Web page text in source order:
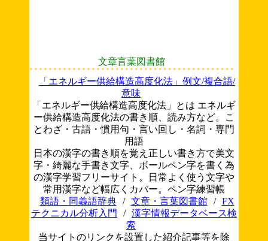
文章言葉図書館
「エネルギー供給構造高度化法」例文/複合語/
意味
「エネルギー供給構造高度化法」とは エネルギ
ー供給構造高度化法の書き順、読み方など。こ
とわざ・古語・慣用句・言い回し・名詞・専門
用語
日本の漢字の書き順を覚え正しい書き方で美文
字・綺麗な手書き文字、ボールペン字を書く為
の漢字学習フリーサイト。日常よく使う文字や
常用漢字など幅広くカバー。ペン字練習帳
類語・同義語辞典
/ 文章・言葉図書館 /
FX
テクニカル分析入門
/ 漢字情報データベース検
索
当サイトのリンクを設置した紹介記事等を除